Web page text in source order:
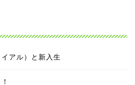
アル）と新入生